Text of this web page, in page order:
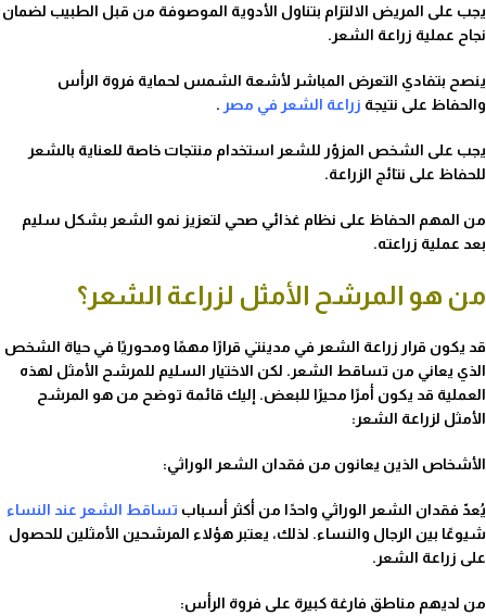
يجب على المريض الالتزام بتناول الأدوية الموصوفة من قبل الطبيب لضمان
نجاح عملية زراعة الشعر.
ينصح بتفادي التعرض المباشر لأشعة الشمس لحماية فروة الرأس
والحفاظ على نتيجة زراعة الشعر في مصر .
يجب على الشخص المزوّر للشعر استخدام منتجات خاصة للعناية بالشعر
للحفاظ على نتائج الزراعة.
من المهم الحفاظ على نظام غذائي صحي لتعزيز نمو الشعر بشكل سليم
بعد عملية زراعته.
من هو المرشح الأمثل لزراعة الشعر؟
قد يكون قرار زراعة الشعر في مدينتي قرارًا مهمًا ومحوريًا في حياة الشخص
الذي يعاني من تساقط الشعر. لكن الاختيار السليم للمرشح الأمثل لهذه
العملية قد يكون أمرًا محيرًا للبعض. إليك قائمة توضح من هو المرشح
الأمثل لزراعة الشعر:
الأشخاص الذين يعانون من فقدان الشعر الوراثي:
يُعدّ فقدان الشعر الوراثي واحدًا من أكثر أسباب تساقط الشعر عند النساء
شيوعًا بين الرجال والنساء. لذلك، يعتبر هؤلاء المرشحين الأمثلين للحصول
على زراعة الشعر.
من لديهم مناطق فارغة كبيرة على فروة الرأس: